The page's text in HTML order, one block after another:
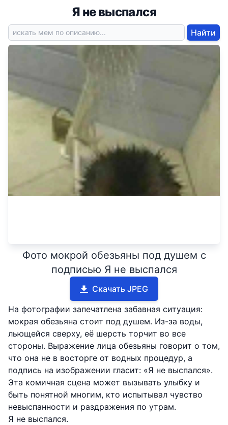
Я не выспался
Найти
Фото мокрой обезьяны под душем с
подписью Я не выспался
Скачать JPEG
На фотографии запечатлена забавная ситуация:
мокрая обезьяна стоит под душем. Из-за воды,
льющейся сверху, её шерсть торчит во все
стороны. Выражение лица обезьяны говорит о том,
что она не в восторге от водных процедур, а
подпись на изображении гласит: «Я не выспался».
Эта комичная сцена может вызывать улыбку и
быть понятной многим, кто испытывал чувство
невыспанности и раздражения по утрам.
Я не выспался.